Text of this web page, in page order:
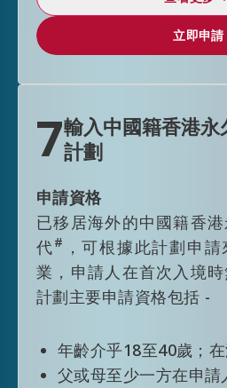
逗留期限
透過科技人才入境計
進一步放寬至3+5年，
年不受其他逗留條件限制
# 本計劃不適用於阿富汗
⺠
立即申請
立即申請
7輸入中國籍香港
計劃
申請資格
已移居海外的中國籍香
代#
，可根據此計劃申
業，申請人在首次入境時
計劃主要申請資格包括 -
年齡介乎18至40歲；
父或母至少一方在申